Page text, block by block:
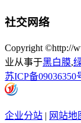
社交网络
Copyright ©http://
业从事于黑白膜,
苏ICP备09036350
企业分站 | 网站地